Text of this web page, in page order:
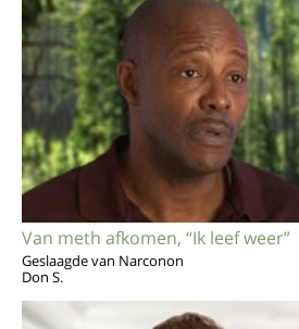
Van meth afkomen, “Ik leef weer”
Geslaagde van Narconon
Don S.